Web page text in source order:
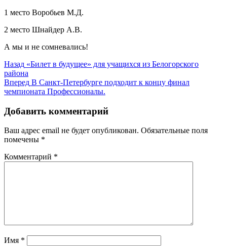
1 место Воробьев М.Д.
2 место Шнайдер А.В.
А мы и не сомневались!
Навигация
по
записям
Назад Предыдущая
запись:
«Билет в будущее» для учащихся из Белогорского
района
Вперед Следующая
запись:
В Санкт-Петербурге подходит к концу финал
чемпионата Профессионалы.
Добавить комментарий
Ваш адрес email не будет опубликован. Обязательные поля
помечены *
Комментарий *
Имя *